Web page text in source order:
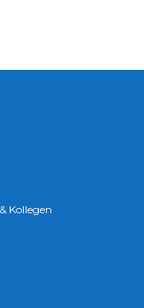
Kollegen